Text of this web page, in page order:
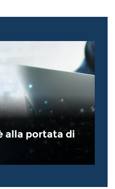
alla portata di